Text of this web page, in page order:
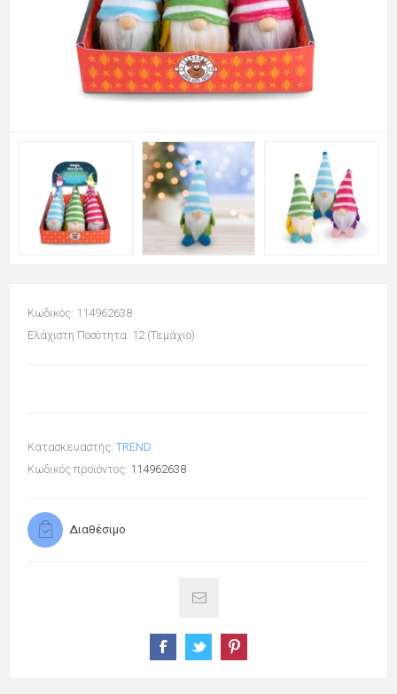
Κωδικός: 114962638
Ελάχιστη Ποσότητα: 12 (Τεμάχιο)
Κατασκευαστής: TREND
Κωδικός προϊόντος: 114962638
Διαθέσιμο